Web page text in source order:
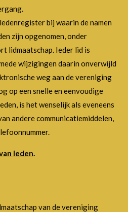
bij waarin de namen
zijn opgenomen, onder
lidmaatschap. Ieder lid is
wijzigingen daarin onverwijld
weg aan de vereniging
op een snelle en eenvoudige
is het wenselijk als eveneens
andere communicatiemiddelen,
leden.
van de vereniging